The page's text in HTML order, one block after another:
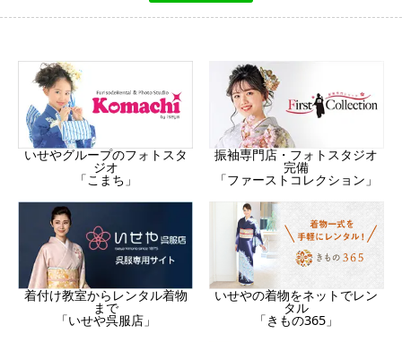
いせやグループのフォトスタ
ジオ
「こまち」
振袖専門店・フォトスタジオ
完備
「ファーストコレクション」
着付け教室からレンタル着物
まで
「いせや呉服店」
いせやの着物をネットでレン
タル
「きもの365」